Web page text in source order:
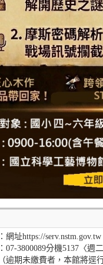
網址https://
07-3800089分機5137〈週
逾期未繳費者，本館將逕